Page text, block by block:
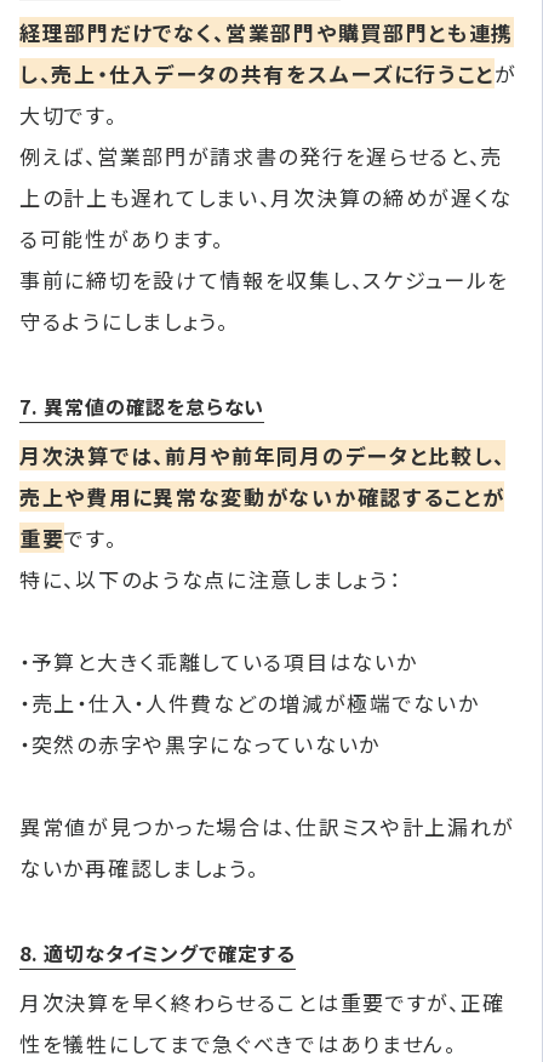
経理部門だけでなく、営業部門や購買部門とも連携
し、売上・仕入データの共有をスムーズに行うことが
大切です。
例えば、営業部門が請求書の発行を遅らせると、売
上の計上も遅れてしまい、月次決算の締めが遅くな
る可能性があります。
事前に締切を設けて情報を収集し、スケジュールを
守るようにしましょう。
7. 異常値の確認を怠らない
月次決算では、前月や前年同月のデータと比較し、
売上や費用に異常な変動がないか確認することが
重要です。
特に、以下のような点に注意しましょう：
・予算と大きく乖離している項目はないか
・売上・仕入・人件費などの増減が極端でないか
・突然の赤字や黒字になっていないか
異常値が見つかった場合は、仕訳ミスや計上漏れが
ないか再確認しましょう。
8. 適切なタイミングで確定する
月次決算を早く終わらせることは重要ですが、正確
性を犠牲にしてまで急ぐべきではありません。